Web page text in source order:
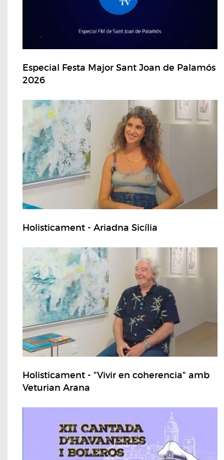
Especial Festa Major Sant Joan de Palamós
2026
Holisticament - Ariadna Sicília
Holisticament - "Vivir en coherencia" amb
Veturian Arana